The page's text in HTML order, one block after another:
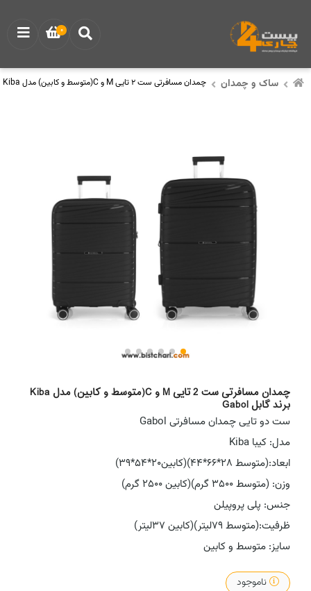
ساک و چمدان چمدان مسافرتی ست 2 تایی M و C(متوسط و کابین) مدل Kiba برند گابل Gabol
چمدان مسافرتی ست 2 تایی M و C(متوسط و کابین) مدل Kiba
برند گابل Gabol
ست دو تایی چمدان مسافرتی Gabol
مدل: کیبا Kiba
ابعاد:(متوسط 28*66*44)(کابین20*54*39)
وزن: (متوسط 3500 گرم)(کابین 2500 گرم)
جنس: پلی پروپیلن
ظرفیت:(متوسط 79لیتر)(کابین 37لیتر)
سایز: متوسط و کابین
ناموجود
0